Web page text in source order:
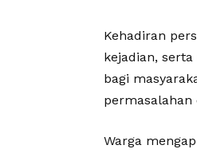
Kehadiran
kejadian,
bagi
permasalahan
Warga